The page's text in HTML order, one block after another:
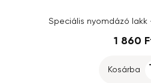
Speciális nyomdázó lakk
1 860
Kosárba